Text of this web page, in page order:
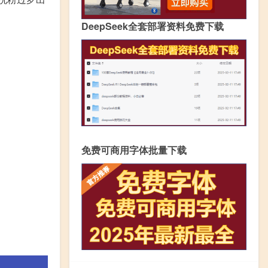
DeepSeek全套部署资料免费下载
免费可商用字体批量下载